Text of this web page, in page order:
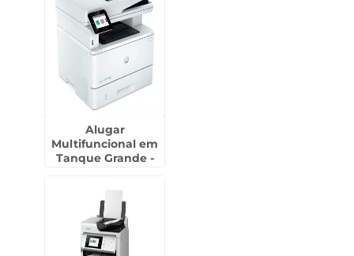
Alugar
Multifuncional em
Tanque Grande -